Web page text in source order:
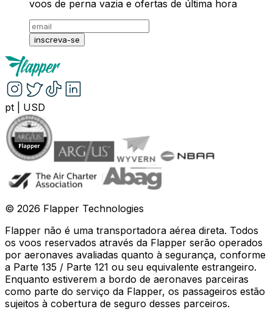
voos de perna vazia e ofertas de última hora
inscreva-se
pt USD
© 2026 Flapper Technologies
Flapper não é uma transportadora aérea direta. Todos
os voos reservados através da Flapper serão operados
por aeronaves avaliadas quanto à segurança, conforme
a Parte 135 / Parte 121 ou seu equivalente estrangeiro.
Enquanto estiverem a bordo de aeronaves parceiras
como parte do serviço da Flapper, os passageiros estão
sujeitos à cobertura de seguro desses parceiros.